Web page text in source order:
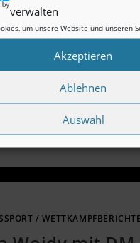
verwalten
um unsere Website und unseren
Akzeptieren
Ablehnen
Auswahl
/WETTKAMPFBERICHTE